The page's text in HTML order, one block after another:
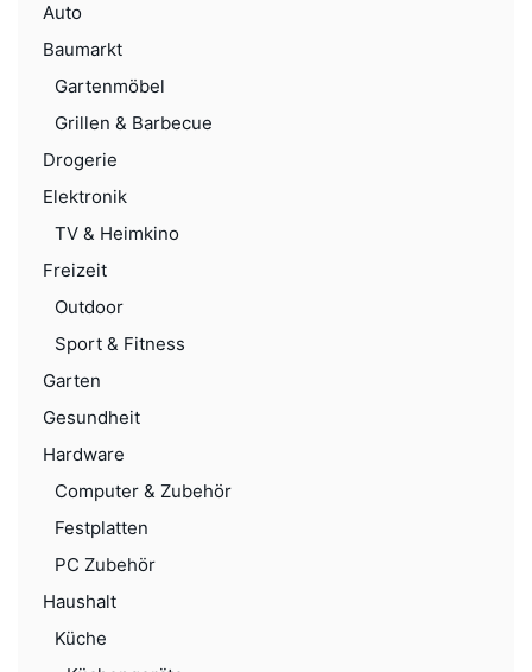
Auto
Baumarkt
Gartenmöbel
Grillen & Barbecue
Drogerie
Elektronik
TV & Heimkino
Freizeit
Outdoor
Sport & Fitness
Garten
Gesundheit
Hardware
Computer & Zubehör
Festplatten
PC Zubehör
Haushalt
Küche